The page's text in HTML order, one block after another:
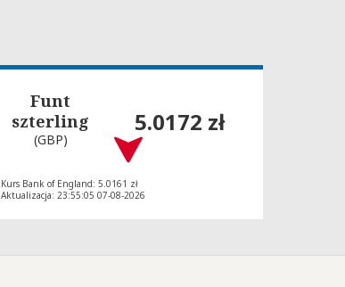
Funt
szterling
(GBP)
5.0172 zł
Kurs Bank of England: 5.0161 zł
Aktualizacja: 23:55:05 07-08-2026